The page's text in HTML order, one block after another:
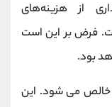
از هزینه‌های
فرض بر این است
خالص می شود. این